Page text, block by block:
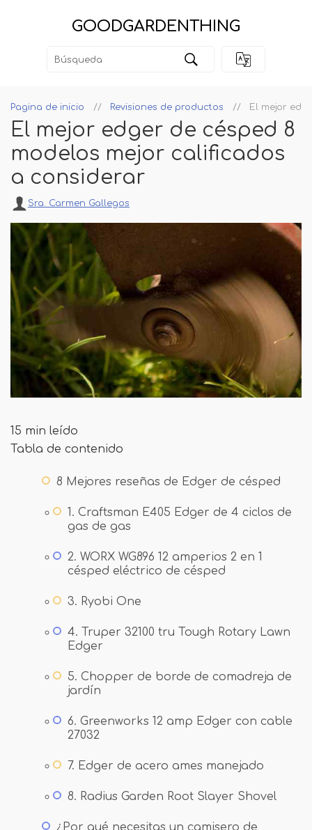
GOODGARDENTHING
Pagina de inicio Revisiones de productos El mejor
El mejor edger de césped 8
modelos mejor calificados
a considerar
Sra. Carmen Gallegos
15 min leído
Tabla de contenido
8 Mejores reseñas de Edger de césped
1. Craftsman E405 Edger de 4 ciclos de
gas de gas
2. WORX WG896 12 amperios 2 en 1
césped eléctrico de césped
3. Ryobi One
4. Truper 32100 tru Tough Rotary Lawn
Edger
5. Chopper de borde de comadreja de
jardín
6. Greenworks 12 amp Edger con cable
27032
7. Edger de acero ames manejado
8. Radius Garden Root Slayer Shovel
¿Por qué necesitas un camisero de